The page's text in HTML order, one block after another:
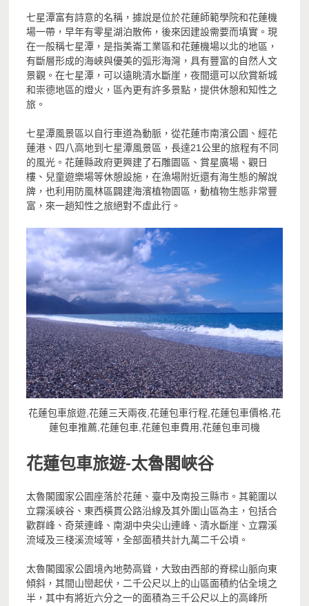
七星潭富有詩意的名稱，據說是位於花蓮師範學院和花蓮機
場一帶，早年有零星湖泊散佈，後來因建設需要而填實。現
在一般稱七星潭，是指美崙工業區和花蓮機場以北的地區，
有斷層形成的海峽與優美的弧形海灣，具有豐富的自然人文
景觀。在七星潭，可以遠眺清水斷崖，夜間還可以欣賞新城
和崇德地區的燈火，區內更有許多景點，提供休憩和知性之
旅。
七星潭風景區以自行車道為動脈，從花蓮市南濱公園、經花
蓮港、四八高地到七星潭風景區，長達21公里的旅程有不同
的風光。花蓮縣政府更興建了石雕園區、賞星廣場、觀日
樓、兒童遊樂場等休憩設施，在漁場附近還有海生態的解說
牌，也利用防風林區闢建海濱植物園區，動植物生態非常豐
富，來一趟知性之旅絕對不虛此行。
花蓮包車旅遊,花蓮三天兩夜,花蓮包車行程,花蓮包車價格,花
蓮包車推薦,花蓮包車,花蓮包車費用,花蓮包車司機
花蓮包車旅遊-太魯閣峽谷
太魯閣國家公園座落於花蓮、臺中及南投三縣市。其範圍以
立霧溪峽谷、東西橫貫公路沿線及其外圍山區為主，包括合
歡群峰、奇萊連峰、南湖中央尖山連峰、清水斷崖、立霧溪
流域及三棧溪流域等，全部面積共計九萬二千公頃。
太魯閣國家公園境內地勢高聳，大致由西部的脊樑山脈向東
傾斜，其間山巒起伏，二千公尺以上的山區面積約佔全境之
半，其中有將近六分之一的面積為三千公尺以上的高峰所